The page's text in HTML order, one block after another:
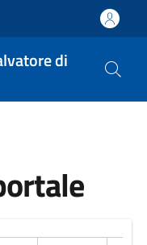
di